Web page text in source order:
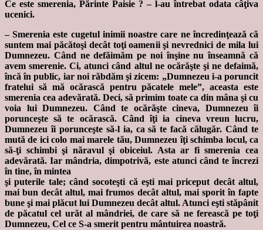
Ce este smerenia, Părinte Paisie ? – l-au întrebat odata câţiva
ucenici.
– Smerenia este cugetul inimii noastre care ne încredinţează că
suntem mai păcătoşi decât toţi oamenii şi nevrednici de mila lui
Dumnezeu. Când ne defăimăm pe noi înşine nu înseamnă că
avem smerenie. Ci, atunci când altul ne ocărăşte şi ne defaimă,
încă în public, iar noi răbdăm şi zicem: „Dumnezeu i-a poruncit
fratelui să mă ocărască pentru păcatele mele”, aceasta este
smerenia cea adevărată. Deci, să primim toate ca din mâna şi cu
voia lui Dumnezeu. Când te ocărăşte cineva, Dumnezeu îi
porunceşte să te ocărască. Când îţi ia cineva vreun lucru,
Dumnezeu îi porunceşte să-l ia, ca să te facă călugăr. Când te
mută de ici colo mai marele tău, Dumnezeu îţi schimba locul, ca
să-ţi schimbi şi năravul şi obiceiul. Asta ar fi smerenia cea
adevărată. Iar mândria, dimpotrivă, este atunci când te încrezi
în tine, în mintea
şi puterile tale; când socoteşti că eşti mai priceput decât altul,
mai bun decât altul, mai frumos decât altul, mai sporit în fapte
bune şi mai plăcut lui Dumnezeu decât altul. Atunci eşti stăpânit
de păcatul cel urăt al mândriei, de care să ne ferească pe toţi
Dumnezeu, Cel ce S-a smerit pentru mântuirea noastră.